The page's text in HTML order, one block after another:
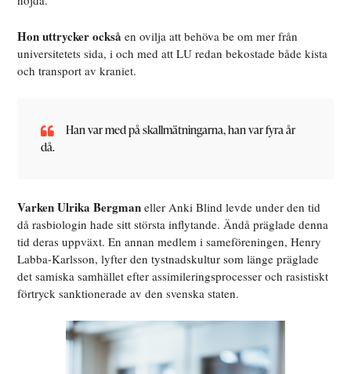
Hon uttrycker också en ovilja att behöva be om mer från
universitetets sida, i och med att LU redan bekostade både kista
och transport av kraniet.
Han var med på skallmätningarna, han var fyra år
då.
Varken Ulrika Bergman eller Anki Blind levde under den tid
då rasbiologin hade sitt största inflytande. Ändå präglade denna
tid deras uppväxt. En annan medlem i sameföreningen, Henry
Labba-Karlsson, lyfter den tystnadskultur som länge präglade
det samiska samhället efter assimileringsprocesser och rasistiskt
förtryck sanktionerade av den svenska staten.